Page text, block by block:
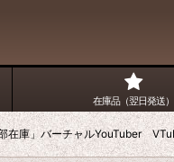
在庫品（翌日発送）
在庫」バーチャルYouTuber